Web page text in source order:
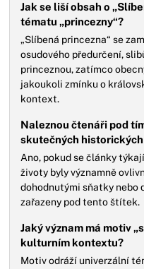
Jak se liší obsah o
tématu „princezny“?
„Slíbená princezna“ se
osudového předurčení,
princeznou, zatímco
jakoukoli zmínku o
kontext.
Naleznou čtenáři pod
skutečných
Ano, pokud se články
životy byly významně
dohodnutými sňatky nebo
zařazeny pod tento štítek.
Jaký význam má motiv
kulturním kontextu?
Motiv odráží univerzální